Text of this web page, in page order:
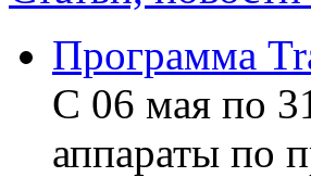
Программа
С 06 мая по
аппараты по